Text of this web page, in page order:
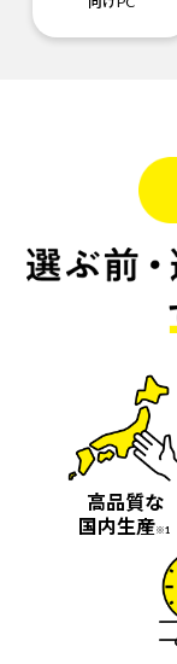
高品質な
国内生産※1